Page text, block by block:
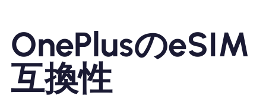
ショッププラン
OnePlusのeSIM
互換性